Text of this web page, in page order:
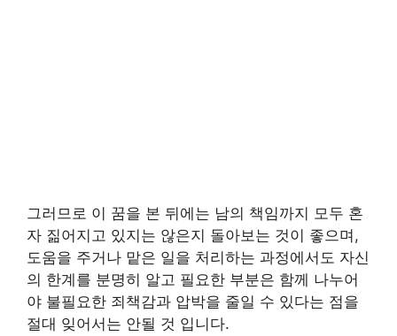
그러므로 이 꿈을 본 뒤에는 남의 책임까지 모두 혼
자 짊어지고 있지는 않은지 돌아보는 것이 좋으며,
도움을 주거나 맡은 일을 처리하는 과정에서도 자신
의 한계를 분명히 알고 필요한 부분은 함께 나누어
야 불필요한 죄책감과 압박을 줄일 수 있다는 점을
절대 잊어서는 안될 것 입니다.